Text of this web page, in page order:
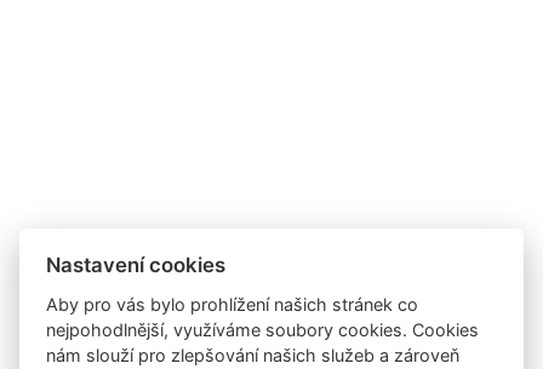
Nastavení cookies
Aby pro vás bylo prohlížení našich stránek co
nejpohodlnější, využíváme soubory cookies. Cookies
nám slouží pro zlepšování našich služeb a zároveň